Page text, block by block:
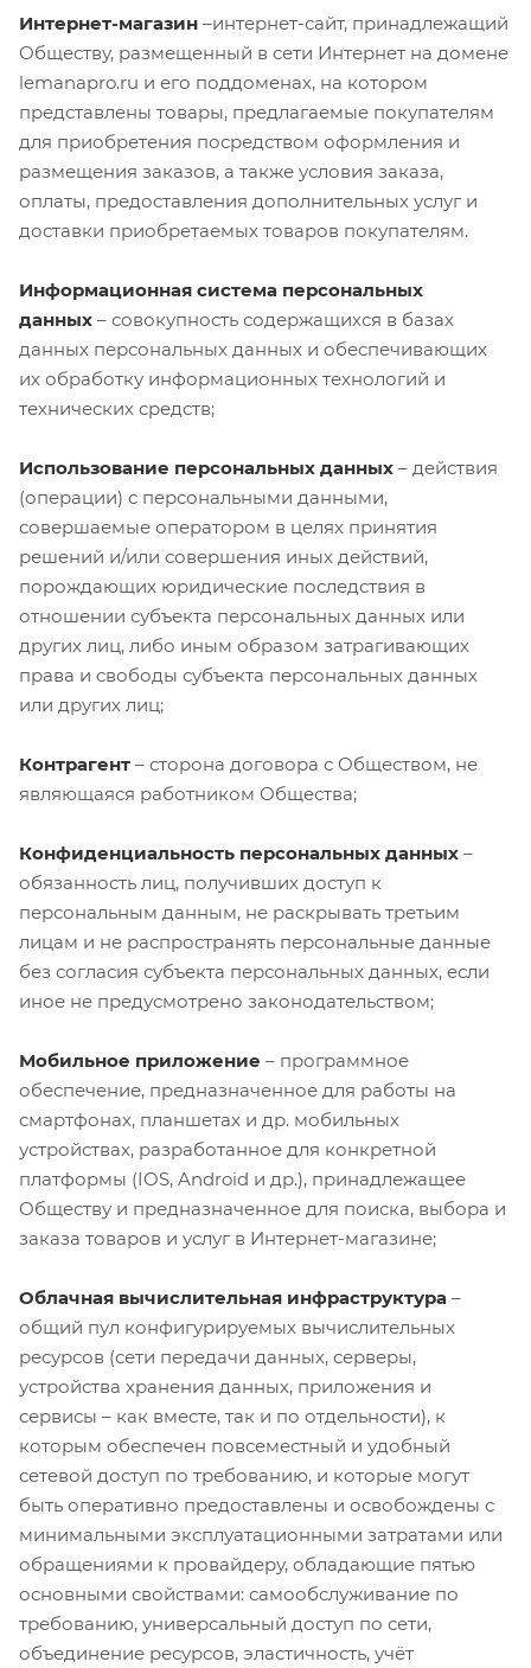
Интернет-магазин –интернет-сайт, принадлежащий
Обществу, размещенный в сети Интернет на домене
lemanapro.ru и его поддоменах, на котором
представлены товары, предлагаемые покупателям
для приобретения посредством оформления и
размещения заказов, а также условия заказа,
оплаты, предоставления дополнительных услуг и
доставки приобретаемых товаров покупателям.
Информационная система персональных
данных – совокупность содержащихся в базах
данных персональных данных и обеспечивающих
их обработку информационных технологий и
технических средств;
Использование персональных данных – действия
(операции) с персональными данными,
совершаемые оператором в целях принятия
решений и/или совершения иных действий,
порождающих юридические последствия в
отношении субъекта персональных данных или
других лиц, либо иным образом затрагивающих
права и свободы субъекта персональных данных
или других лиц;
Контрагент – сторона договора с Обществом, не
являющаяся работником Общества;
Конфиденциальность персональных данных –
обязанность лиц, получивших доступ к
персональным данным, не раскрывать третьим
лицам и не распространять персональные данные
без согласия субъекта персональных данных, если
иное не предусмотрено законодательством;
Мобильное приложение – программное
обеспечение, предназначенное для работы на
смартфонах, планшетах и др. мобильных
устройствах, разработанное для конкретной
платформы (IOS, Android и др.), принадлежащее
Обществу и предназначенное для поиска, выбора и
заказа товаров и услуг в Интернет-магазине;
Облачная вычислительная инфраструктура –
общий пул конфигурируемых вычислительных
ресурсов (сети передачи данных, серверы,
устройства хранения данных, приложения и
сервисы – как вместе, так и по отдельности), к
которым обеспечен повсеместный и удобный
сетевой доступ по требованию, и которые могут
быть оперативно предоставлены и освобождены с
минимальными эксплуатационными затратами или
обращениями к провайдеру, обладающие пятью
основными свойствами: самообслуживание по
требованию, универсальный доступ по сети,
объединение ресурсов, эластичность, учёт